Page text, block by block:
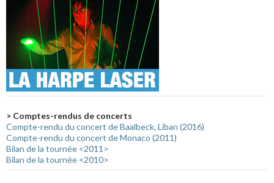
> Comptes-rendus de concerts
Compte-rendu du concert de Baalbeck, Liban (2016)
Compte-rendu du concert de Monaco (2011)
Bilan de la tournée <2011>
Bilan de la tournée <2010>